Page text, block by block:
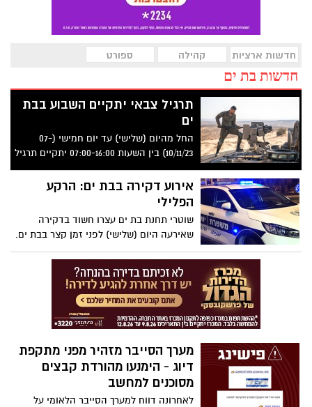
חדשות ארציות קהילה ספורט
חדשות בת ים
תרגיל צבאי יתקיים השבוע בבת
ים
החל מהיום (שלישי) עד יום חמישי (07-
10/11/23) בין השעות 07:00-16:00 יתקיים תרגיל
של יחידה צבאית בבניין שנמצא בתהליכי
פינוי בינוי ברחוב יצחק שדה 27. מדובר
באימון יבש - לא יבוצע ירי, ולא יושמעו קולות
אירוע דקירה בבת ים: הרקע
הפלילי
שוטרי תחנת בת ים עצרו חשוד בדקירה
שאירעה היום (שלישי) לפני זמן קצר בבת ים.
מערך הסייבר מזהיר מפני מתקפת
דיוג - הימנעו מהורדת קבצים
מסוכנים למחשב
לאחרונה דווח למערך הסייבר הלאומי על